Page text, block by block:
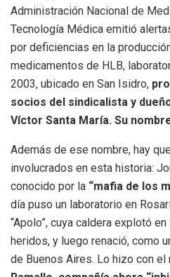
Administración Nacional de
Tecnología Médica emitió
por deficiencias en la
medicamentos de HLB,
2003, ubicado en San Isidro,
socios del sindicalista y
Víctor Santa María. Su
Además de ese nombre, hay
involucrados en esta historia:
conocido por la “mafia de los
día puso un laboratorio en
“Apolo”, cuya caldera explotó
heridos, y luego renació, como
de Buenos Aires. Lo hizo con el